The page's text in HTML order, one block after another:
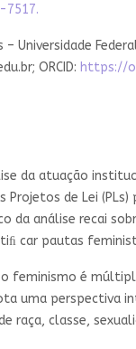
Universidade
; ORCID: https://
da atuação
Projetos de Lei
análise recai
car pautas
feminismo é
uma perspectiva
raça, classe,